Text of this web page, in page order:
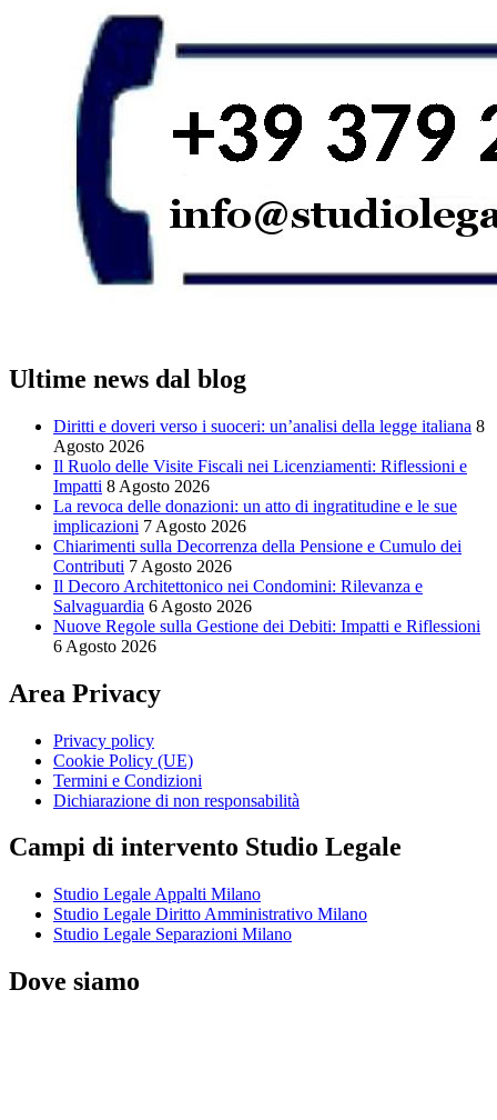
Ultime news dal blog
Diritti e doveri verso i suoceri: un’analisi della legge italiana 8
Agosto 2026
Il Ruolo delle Visite Fiscali nei Licenziamenti: Riflessioni e
Impatti 8 Agosto 2026
La revoca delle donazioni: un atto di ingratitudine e le sue
implicazioni 7 Agosto 2026
Chiarimenti sulla Decorrenza della Pensione e Cumulo dei
Contributi 7 Agosto 2026
Il Decoro Architettonico nei Condomini: Rilevanza e
Salvaguardia 6 Agosto 2026
Nuove Regole sulla Gestione dei Debiti: Impatti e Riflessioni
6 Agosto 2026
Area Privacy
Privacy policy
Cookie Policy (UE)
Termini e Condizioni
Dichiarazione di non responsabilità
Campi di intervento Studio Legale
Studio Legale Appalti Milano
Studio Legale Diritto Amministrativo Milano
Studio Legale Separazioni Milano
Dove siamo